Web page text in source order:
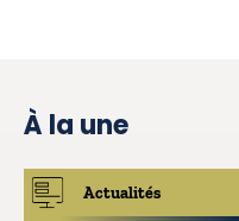
À la une
Actualités